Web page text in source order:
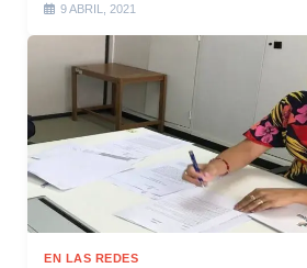
9 ABRIL, 2021
EN LAS REDES